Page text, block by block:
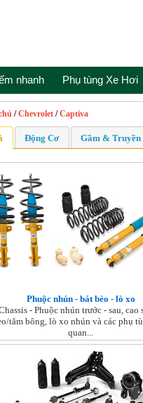
nhanh Phụ tùng Xe Hơi
/Chevrolet /Captiva
Động Cơ Gầm & Truyền
Phuộc nhún - bát bèo - lò xo
- Phuộc nhún trước - sau, cao
tăm bông, lò xo nhún và các phụ
quan...